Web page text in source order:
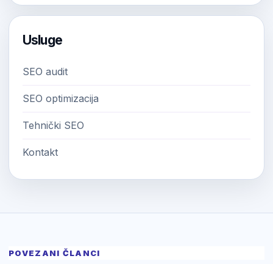
Usluge
SEO audit
SEO optimizacija
Tehnički SEO
Kontakt
POVEZANI ČLANCI